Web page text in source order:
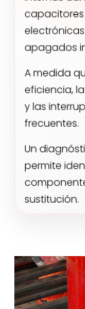
apagados
A medida
eficiencia,
y las
frecuentes.
permite
sustitución.